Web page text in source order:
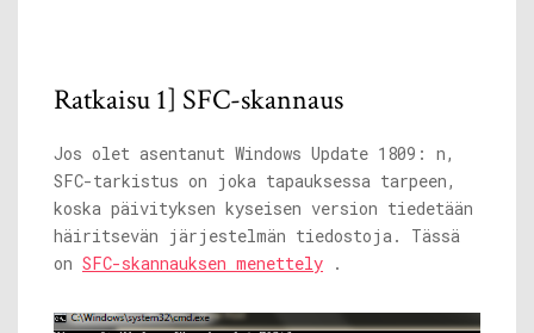
Ratkaisu 1] SFC-skannaus
Jos olet asentanut Windows Update 1809: n,
SFC-tarkistus on joka tapauksessa tarpeen,
koska päivityksen kyseisen version tiedetään
häiritsevän järjestelmän tiedostoja. Tässä
on SFC-skannauksen menettely .